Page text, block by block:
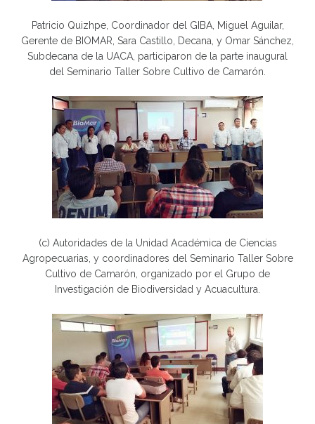
Patricio Quizhpe, Coordinador del GIBA, Miguel Aguilar,
Gerente de BIOMAR, Sara Castillo, Decana, y Omar Sánchez,
Subdecana de la UACA, participaron de la parte inaugural
del Seminario Taller Sobre Cultivo de Camarón.
(c) Autoridades de la Unidad Académica de Ciencias
Agropecuarias, y coordinadores del Seminario Taller Sobre
Cultivo de Camarón, organizado por el Grupo de
Investigación de Biodiversidad y Acuacultura.